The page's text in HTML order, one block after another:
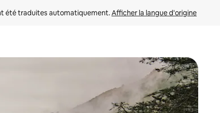
été traduites automatiquement. Afficher la langue d'origine